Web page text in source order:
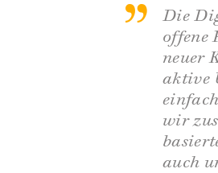
Die
offene
neuer
aktive
wir
auch